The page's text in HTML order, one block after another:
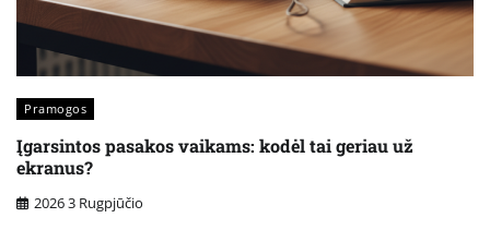
Pramogos
Įgarsintos pasakos vaikams: kodėl tai geriau už
ekranus?
2026 3 Rugpjūčio